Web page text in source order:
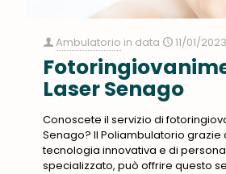
Ambulatorio in data 11/01/2023
Laser Senago
Conoscete il servizio di
Senago? Il Poliambulatorio grazie
tecnologia innovativa e di
specializzato, può offrire questo